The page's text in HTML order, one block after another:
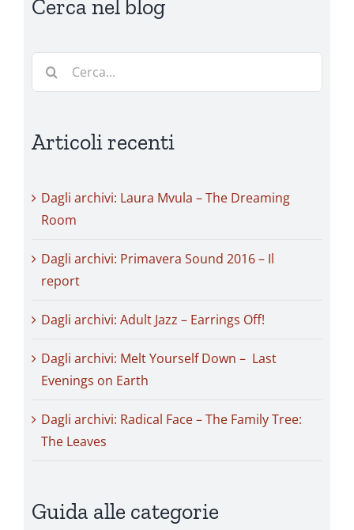
Cerca nel blog
Cerca
Articoli recenti
Dagli archivi: Laura Mvula – The Dreaming
Room
Dagli archivi: Primavera Sound 2016 – Il
report
Dagli archivi: Adult Jazz – Earrings Off!
Dagli archivi: Melt Yourself Down – Last
Evenings on Earth
Dagli archivi: Radical Face – The Family Tree:
The Leaves
Guida alle categorie